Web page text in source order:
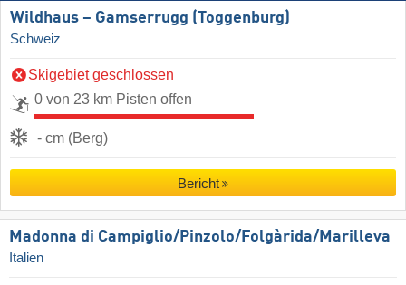
Wildhaus – Gamserrugg (Toggenburg)
Schweiz
Skigebiet geschlossen
0 von 23 km Pisten offen
- cm (Berg)
Bericht
Madonna di Campiglio/​Pinzolo/​Folgàrida/​Marilleva
Italien